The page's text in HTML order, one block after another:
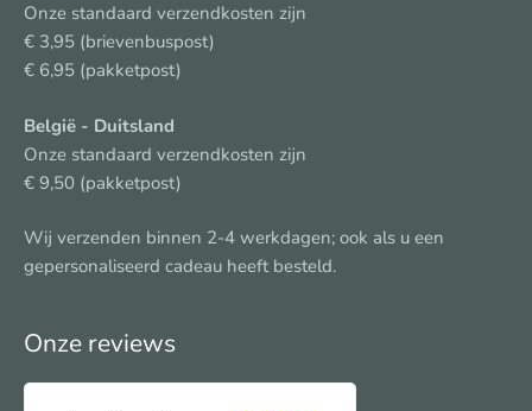
Onze standaard verzendkosten zijn
€ 3,95 (brievenbuspost)
€ 6,95 (pakketpost)
België - Duitsland
Onze standaard verzendkosten zijn
€ 9,50 (pakketpost)
Wij verzenden binnen 2-4 werkdagen; ook als u een
gepersonaliseerd cadeau heeft besteld.
Onze reviews